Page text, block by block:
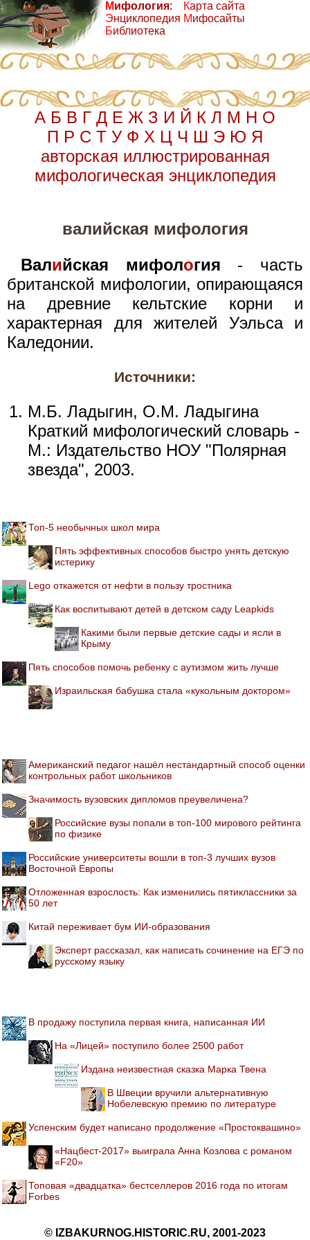
Мифология:
Энциклопедия
Библиотека
Карта сайта
Мифосайты
А Б В Г Д Е Ж З И Й К Л М Н О
П Р С Т У Ф Х Ц Ч Ш Э Ю Я
авторская иллюстрированная
мифологическая энциклопедия
валийская мифология
Валийская мифология - часть
британской мифологии, опирающаяся
на древние кельтские корни и
характерная для жителей Уэльса и
Каледонии.
Источники:
М.Б. Ладыгин, О.М. Ладыгина
Краткий мифологический словарь -
М.: Издательство НОУ "Полярная
звезда", 2003.
Топ-5 необычных школ мира
Пять эффективных способов быстро унять детскую
истерику
Lego откажется от нефти в пользу тростника
Как воспитывают детей в детском саду Leapkids
Какими были первые детские сады и ясли в
Крыму
Пять способов помочь ребенку с аутизмом жить лучше
Израильская бабушка стала «кукольным доктором»
Американский педагог нашёл нестандартный способ оценки
контрольных работ школьников
Значимость вузовских дипломов преувеличена?
Российские вузы попали в топ-100 мирового рейтинга
по физике
Российские университеты вошли в топ-3 лучших вузов
Восточной Европы
Отложенная взрослость: Как изменились пятиклассники за
50 лет
Китай переживает бум ИИ-образования
Эксперт рассказал, как написать сочинение на ЕГЭ по
русскому языку
В продажу поступила первая книга, написанная ИИ
На «Лицей» поступило более 2500 работ
Издана неизвестная сказка Марка Твена
В Швеции вручили альтернативную
Нобелевскую премию по литературе
Успенским будет написано продолжение «Простоквашино»
«Нацбест-2017» выиграла Анна Козлова с романом
«F20»
Топовая «двадцатка» бестселлеров 2016 года по итогам
Forbes
© IZBAKURNOG.HISTORIC.RU, 2001-2023